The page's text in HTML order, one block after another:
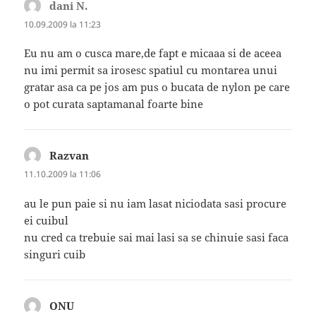
dani N.
10.09.2009 la 11:23
Eu nu am o cusca mare,de fapt e micaaa si de aceea
nu imi permit sa irosesc spatiul cu montarea unui
gratar asa ca pe jos am pus o bucata de nylon pe care
o pot curata saptamanal foarte bine
Razvan
11.10.2009 la 11:06
au le pun paie si nu iam lasat niciodata sasi procure
ei cuibul
nu cred ca trebuie sai mai lasi sa se chinuie sasi faca
singuri cuib
ONU